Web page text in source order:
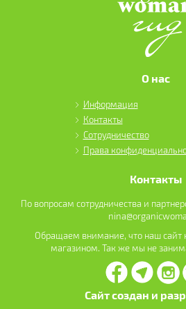
О нас
Информация
Контакты
Сотрудничество
Права
Контакты
По вопросам сотрудничества и
Обращаем внимание, что наш сайт
магазином. Так же мы не
Сайт создан и